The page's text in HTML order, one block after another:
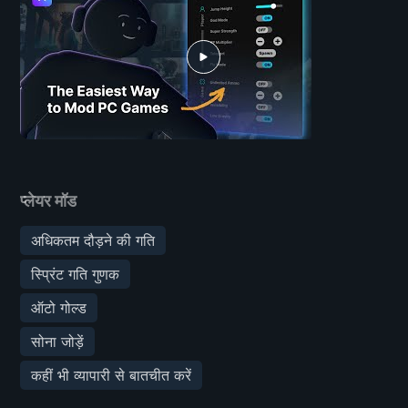
प्लेयर मॉड
अधिकतम दौड़ने की गति
स्प्रिंट गति गुणक
ऑटो गोल्ड
सोना जोड़ें
कहीं भी व्यापारी से बातचीत करें